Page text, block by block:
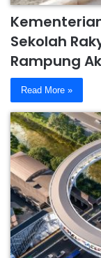
Sekolah
Rampung
Read More »